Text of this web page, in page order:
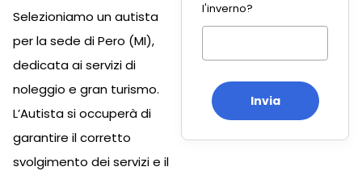
Selezioniamo un autista
per la sede di Pero (MI),
dedicata ai servizi di
noleggio e gran turismo.
L’Autista si occuperà di
garantire il corretto
svolgimento dei servizi e il
l'inverno?
Invia